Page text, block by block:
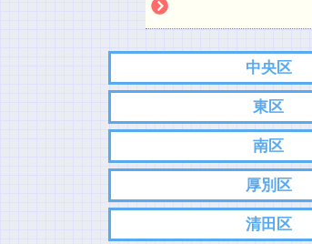
中央区
東区
南区
厚別区
清田区